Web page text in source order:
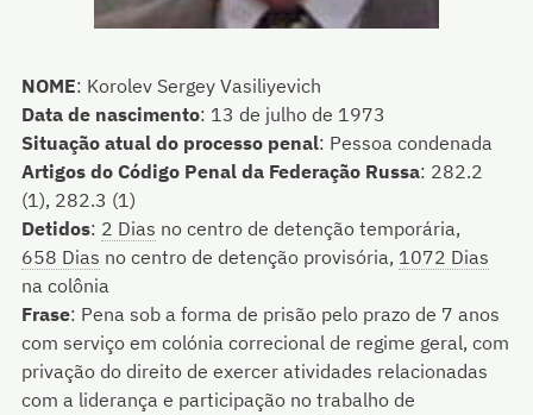
NOME: Korolev Sergey Vasiliyevich
Data de nascimento: 13 de julho de 1973
Situação atual do processo penal: Pessoa condenada
Artigos do Código Penal da Federação Russa: 282.2
(1), 282.3 (1)
Detidos: 2 Dias no centro de detenção temporária,
658 Dias no centro de detenção provisória, 1072 Dias
na colônia
Frase: Pena sob a forma de prisão pelo prazo de 7 anos
com serviço em colónia correcional de regime geral, com
privação do direito de exercer atividades relacionadas
com a liderança e participação no trabalho de